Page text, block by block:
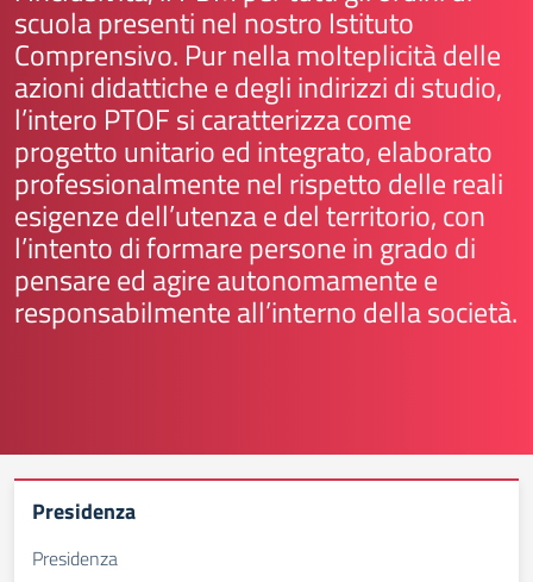
scuola presenti nel nostro Istituto
Comprensivo. Pur nella molteplicità delle
azioni didattiche e degli indirizzi di studio,
l’intero PTOF si caratterizza come
progetto unitario ed integrato, elaborato
professionalmente nel rispetto delle reali
esigenze dell’utenza e del territorio, con
l’intento di formare persone in grado di
pensare ed agire autonomamente e
responsabilmente all’interno della società.
Presidenza
Presidenza